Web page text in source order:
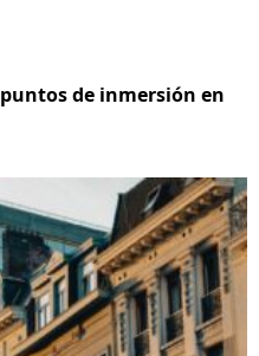
de inmersión en